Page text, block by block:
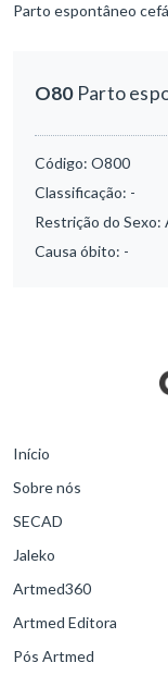
Parto espontâneo
O80Parto
Código: O800
Classificação: -
Restrição do Sexo:
Causa óbito: -
Início
Sobre nós
SECAD
Jaleko
Artmed360
Artmed Editora
Pós Artmed